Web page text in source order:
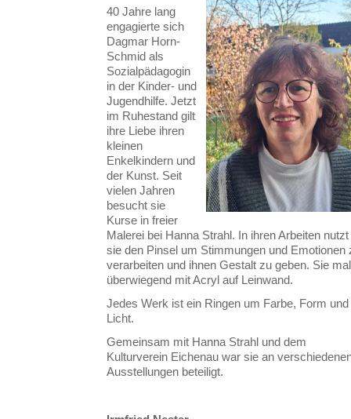
40 Jahre lang
engagierte sich
Dagmar Horn-
Schmid als
Sozialpädagogin
in der Kinder- und
Jugendhilfe. Jetzt
im Ruhestand gilt
ihre Liebe ihren
kleinen
Enkelkindern und
der Kunst. Seit
vielen Jahren
besucht sie
Kurse in freier
Malerei bei Hanna Strahl. In ihren Arbeiten nutzt
sie den Pinsel um Stimmungen und Emotionen
verarbeiten und ihnen Gestalt zu geben. Sie
überwiegend mit Acryl auf Leinwand.
Jedes Werk ist ein Ringen um Farbe, Form und
Licht.
Gemeinsam mit Hanna Strahl und dem
Kulturverein Eichenau war sie an
Ausstellungen beteiligt.